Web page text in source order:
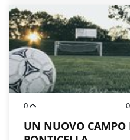
0 0
UN NUOVO CAMPO